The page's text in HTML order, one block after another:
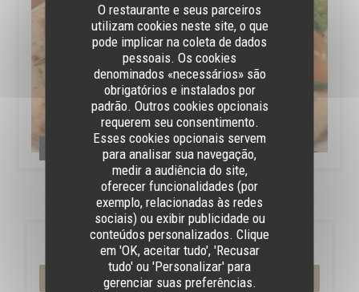
O restaurante e seus parceiros
utilizam cookies neste site, o que
pode implicar na coleta de dados
pessoais. Os cookies
denominados «necessários» são
obrigatórios e instalados por
padrão. Outros cookies opcionais
requerem seu consentimento.
Esses cookies opcionais servem
para analisar sua navegação,
medir a audiência do site,
oferecer funcionalidades (por
exemplo, relacionadas às redes
sociais) ou exibir publicidade ou
conteúdos personalizados. Clique
em 'OK, aceitar tudo', 'Recusar
tudo' ou 'Personalizar' para
gerenciar suas preferências.
Reserva
RESERVAR UMA MESA